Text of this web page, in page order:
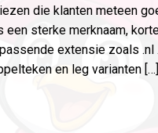
die klanten meteen
een sterke merknaam,
extensie zoals .nl
en leg varianten […]